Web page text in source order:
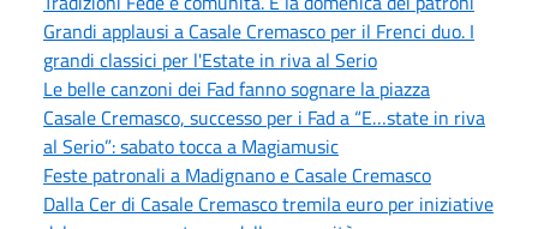
Grandi applausi a Casale Cremasco per il Frenci duo. I
grandi classici per l'Estate in riva al Serio
Le belle canzoni dei Fad fanno sognare la piazza
Casale Cremasco, successo per i Fad a “E…state in riva
al Serio”: sabato tocca a Magiamusic
Feste patronali a Madignano e Casale Cremasco
Dalla Cer di Casale Cremasco tremila euro per iniziative